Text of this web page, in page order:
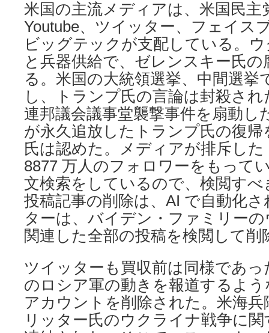
米国の主流メディアは、米国民主
Youtube、ツイッター、フェイス
ビッグテックが支配している。
と兵器供給で、ゼレンスキー氏
る。米国の大統領選挙、中間選挙
し、トランプ氏の言論は封殺され
連邦議会議事堂襲撃事件を扇動し
が永久追放したトランプ氏の復
氏は認めた。メディアが排斥し
8877 万人のフォロワーをもって
文検索をしているので、検閲す
投稿記事の削除は、AI で自動化
ターは、バイデン・ファミリー
関連した全部の投稿を検閲して削
ツイッターも買収前は同様であ
のロシア軍の動きを報道するよ
アカウントを削除された。米海
リッター氏のウクライナ戦争に